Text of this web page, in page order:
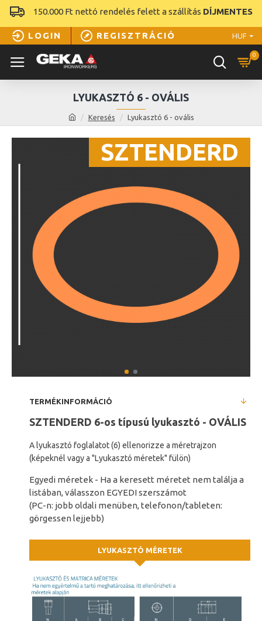
150.000 Ft nettó rendelés felett a szállítás DÍJMENTES
LOGIN REGISZTRÁCIÓ HUF
0
Keresés Lyukasztó 6 - ovális
LYUKASZTÓ 6 - OVÁLIS
SZTENDERD
TERMÉKINFORMÁCIÓ
SZTENDERD 6-os típusú lyukasztó - OVÁLIS
A lyukasztó foglalatot (6) ellenorizze a méretrajzon
(képeknél vagy a "Lyukasztó méretek" fülön)
Egyedi méretek - Ha a keresett méretet nem találja a
listában, válasszon EGYEDI szerszámot
(PC-n: jobb oldali menüben, telefonon/tableten:
görgessen lejjebb)
LYUKASZTÓ MÉRETEK